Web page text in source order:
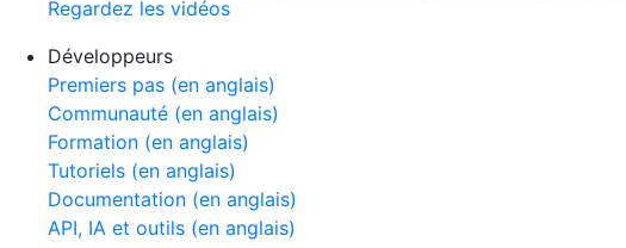
Regardez les vidéos
Développeurs
Premiers pas (en anglais)
Communauté (en anglais)
Formation (en anglais)
Tutoriels (en anglais)
Documentation (en anglais)
API, IA et outils (en anglais)